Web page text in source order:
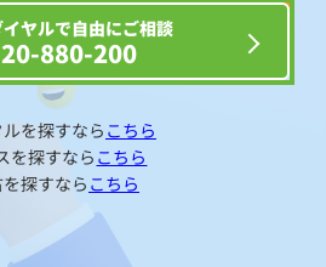
ヤルで自由にご相談
880-200
ルを探すなら こちら
を探すなら こちら
探すならこちら